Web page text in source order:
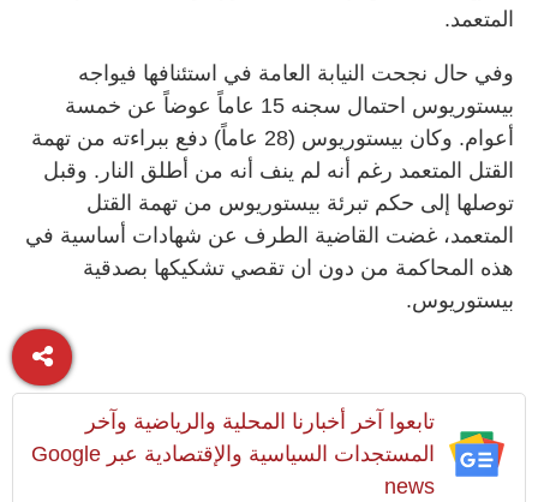
المتعمد.
وفي حال نجحت النيابة العامة في استئنافها فيواجه
بيستوريوس احتمال سجنه 15 عاماً عوضاً عن خمسة
أعوام. وكان بيستوريوس (28 عاماً) دفع ببراءته من تهمة
القتل المتعمد رغم أنه لم ينف أنه من أطلق النار. وقبل
توصلها إلى حكم تبرئة بيستوريوس من تهمة القتل
المتعمد، غضت القاضية الطرف عن شهادات أساسية في
هذه المحاكمة من دون ان تقصي تشكيكها بصدقية
بيستوريوس.
تابعوا آخر أخبارنا المحلية والرياضية وآخر
المستجدات السياسية والإقتصادية عبر Google
news